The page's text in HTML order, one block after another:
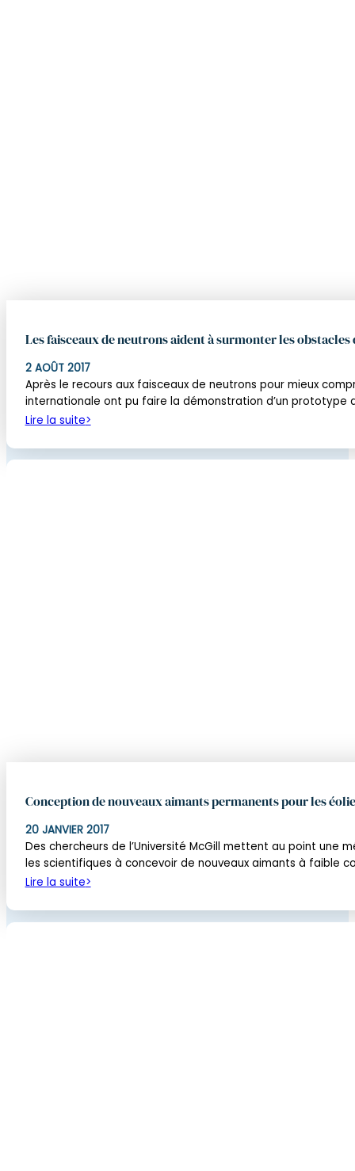
Les faisceaux de neutrons aident à surmonter les
2 AOÛT 2017
Après le recours aux faisceaux de neutrons pour mieux
internationale ont pu faire la démonstration d’un
Lire la suite
Conception de nouveaux aimants permanents pour les
20 JANVIER 2017
Des chercheurs de l’Université McGill mettent au point
les scientifiques à concevoir de nouveaux aimants à faible
Lire la suite